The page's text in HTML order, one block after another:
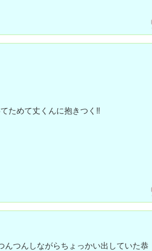
ためて丈くんに抱きつく‼︎
んつんしながらちょっかい出していた恭